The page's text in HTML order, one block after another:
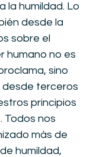
la humildad. Lo
desde la
sobre el
humano no es
sino
desde terceros
principios
Todos nos
más de
humildad,